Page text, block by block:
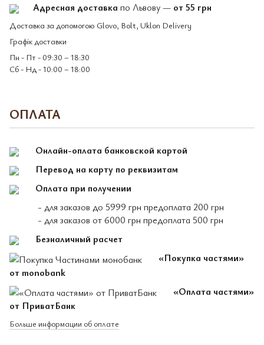
Адресная доставка по Львову — от 55 грн
Доставка за допомогою Glovo, Bolt, Uklon Delivery
Графік доставки
Пн - Пт - 09:30 – 18:30
Сб - Нд - 10:00 – 18:00
ОПЛАТА
Онлайн-оплата банковской картой
Перевод на карту по реквизитам
Оплата при получении
- для заказов до 5999 грн предоплата 200 грн
- для заказов от 6000 грн предоплата 500 грн
Безналичный расчет
«Покупка частями»
от monobank
«Оплата частями»
от ПриватБанк
Больше информации об оплате